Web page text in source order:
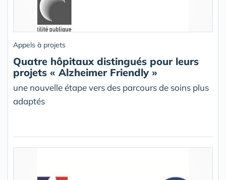
Appels à projets
Quatre hôpitaux distingués pour leurs
projets « Alzheimer Friendly »
une nouvelle étape vers des parcours de soins plus
adaptés